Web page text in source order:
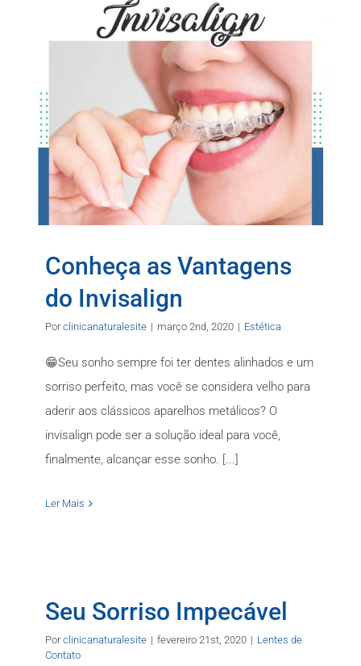
Conheça as Vantagens
do Invisalign
Porclinicanaturalesite | março 2nd, 2020 | Estética
😁Seu sonho sempre foi ter dentes alinhados e um
sorriso perfeito, mas você se considera velho para
aderir aos clássicos aparelhos metálicos? O
invisalign pode ser a solução ideal para você,
finalmente, alcançar esse sonho. [...]
Ler Mais
Seu Sorriso Impecável
Porclinicanaturalesite | fevereiro 21st, 2020 | Lentes de
Contato